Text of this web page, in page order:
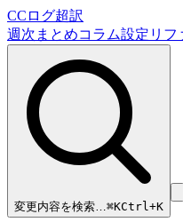
CCログ超訳
週次まとめコラム設定リフ
変更内容を検索…⌘KCtrl+K